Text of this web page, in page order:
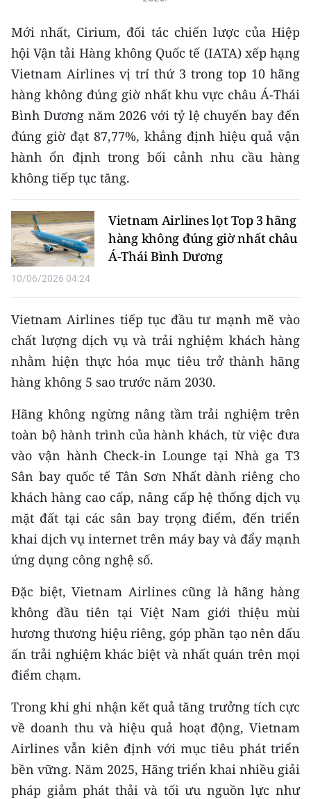
Mới nhất, Cirium, đối tác chiến lược của Hiệp
hội Vận tải Hàng không Quốc tế (IATA) xếp hạng
Vietnam Airlines vị trí thứ 3 trong top 10 hãng
hàng không đúng giờ nhất khu vực châu Á-Thái
Bình Dương năm 2026 với tỷ lệ chuyến bay đến
đúng giờ đạt 87,77%, khẳng định hiệu quả vận
hành ổn định trong bối cảnh nhu cầu hàng
không tiếp tục tăng.
Vietnam Airlines lọt Top 3 hãng
hàng không đúng giờ nhất châu
Á-Thái Bình Dương
10/06/2026 04:24
Vietnam Airlines tiếp tục đầu tư mạnh mẽ vào
chất lượng dịch vụ và trải nghiệm khách hàng
nhằm hiện thực hóa mục tiêu trở thành hãng
hàng không 5 sao trước năm 2030.
Hãng không ngừng nâng tầm trải nghiệm trên
toàn bộ hành trình của hành khách, từ việc đưa
vào vận hành Check-in Lounge tại Nhà ga T3
Sân bay quốc tế Tân Sơn Nhất dành riêng cho
khách hàng cao cấp, nâng cấp hệ thống dịch vụ
mặt đất tại các sân bay trọng điểm, đến triển
khai dịch vụ internet trên máy bay và đẩy mạnh
ứng dụng công nghệ số.
Đặc biệt, Vietnam Airlines cũng là hãng hàng
không đầu tiên tại Việt Nam giới thiệu mùi
hương thương hiệu riêng, góp phần tạo nên dấu
ấn trải nghiệm khác biệt và nhất quán trên mọi
điểm chạm.
Trong khi ghi nhận kết quả tăng trưởng tích cực
về doanh thu và hiệu quả hoạt động, Vietnam
Airlines vẫn kiên định với mục tiêu phát triển
bền vững. Năm 2025, Hãng triển khai nhiều giải
pháp giảm phát thải và tối ưu nguồn lực như